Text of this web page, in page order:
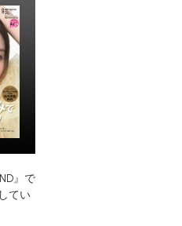
』で
てい